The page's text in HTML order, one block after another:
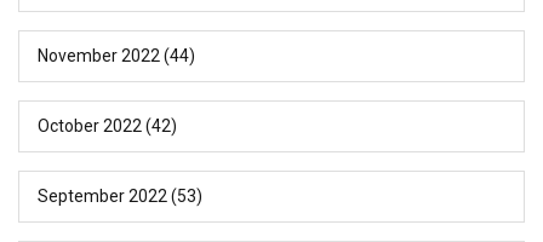
November 2022 (44)
October 2022 (42)
September 2022 (53)